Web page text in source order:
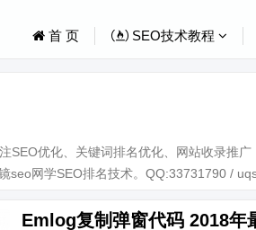
首 页 SEO技术教程
SEO优化、关键词排名优化、网站收录推
seo网学SEO排名技术。QQ:33731790 /
Emlog复制弹窗代码 2018年